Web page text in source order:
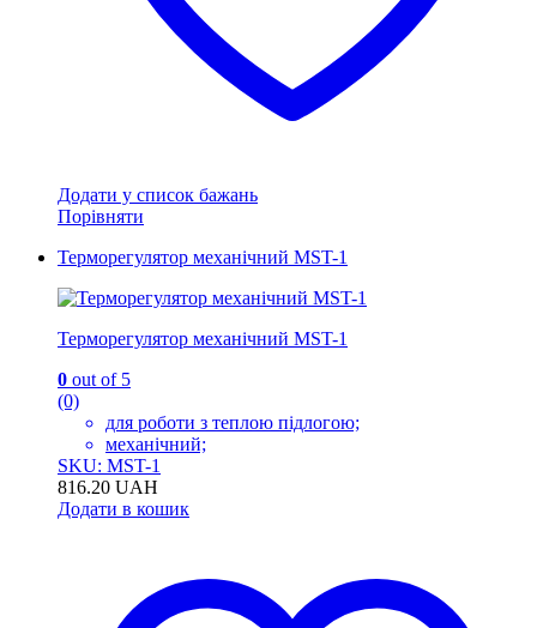
Додати у список бажань
Порівняти
Терморегулятор механічний MST-1
Терморегулятор механічний MST-1
0 out of 5
(0)
для роботи з теплою підлогою;
механічний;
SKU: MST-1
816.20 UAH
Додати в кошик